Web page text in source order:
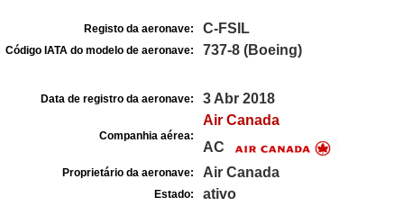
Registo da aeronave: C-FSIL
Código IATA do modelo de aeronave: 737-8 (Boeing)
Data de registro da aeronave: 3 Abr 2018
Companhia aérea:
Air Canada
AC
Proprietário da aeronave: Air Canada
Estado: ativo